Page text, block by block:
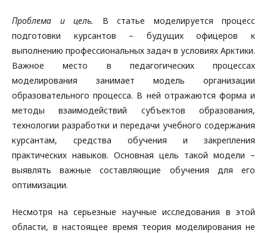
Проблема и цель.
В статье моделируется процесс
подготовки курсантов – будущих офицеров к
выполнению профессиональных задач в условиях Арктики.
Важное место в педагогических процессах
моделирования занимает модель организации
образовательного процесса. В ней отражаются форма и
методы взаимодействий субъектов образования,
технологии разработки и передачи учебного содержания
курсантам, средства обучения и закрепления
практических навыков. Основная цель такой модели –
выявлять важные составляющие обучения для его
оптимизации.
Несмотря на серьезные научные исследования в этой
области, в настоящее время теория моделирования не